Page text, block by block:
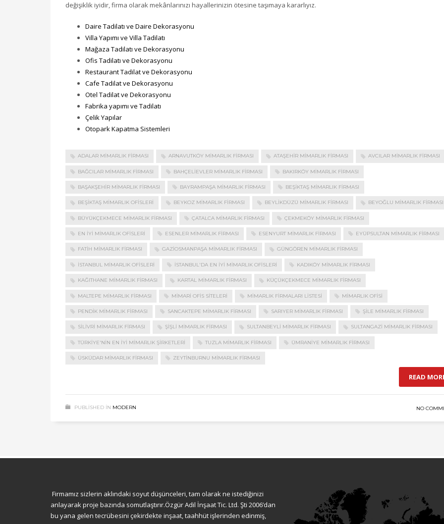
değişiklik iyidir, firma olarak mekânlarınızı hayallerinizin ötesine taşımaya kararlıyız.
Daire Tadilatı ve Daire Dekorasyonu
Villa Yapımı ve Villa Tadilatı
Mağaza Tadilatı ve Dekorasyonu
Ofis Tadilatı ve Dekorasyonu
Restaurant Tadilat ve Dekorasyonu
Cafe Tadilat ve Dekorasyonu
Otel Tadilat ve Dekorasyonu
Fabrika yapımı ve Tadilatı
Çelik Yapılar
Otopark Kapatma Sistemleri
ADALAR MIMARLIK FIRMASI ARNAVUTKÖY MIMARLIK FIRMASI ATAŞEHIR MIMARLIK FIRMASI AVCILAR MIMARLIK FIRMASI
BAĞCILAR MIMARLIK FIRMASI BAHÇELIEVLER MIMARLIK FIRMASI BAKIRKÖY MIMARLIK FIRMASI
BAŞAKŞEHIR MIMARLIK FIRMASI BAYRAMPAŞA MIMARLIK FIRMASI BEŞIKTAŞ MIMARLIK FIRMASI
BEŞIKTAŞ MIMARLIK OFISLERI BEYKOZ MIMARLIK FIRMASI BEYLIKDÜZÜ MIMARLIK FIRMASI BEYOĞLU MIMARLIK FIRMASI
BÜYÜKÇEKMECE MIMARLIK FIRMASI ÇATALCA MIMARLIK FIRMASI ÇEKMEKÖY MIMARLIK FIRMASI
EN IYI MIMARLIK OFISLERI ESENLER MIMARLIK FIRMASI ESENYURT MIMARLIK FIRMASI EYÜPSULTAN MIMARLIK FIRMASI
FATIH MIMARLIK FIRMASI GAZIOSMANPAŞA MIMARLIK FIRMASI GÜNGÖREN MIMARLIK FIRMASI
İSTANBUL MIMARLIK OFISLERI ISTANBUL'DA EN IYI MIMARLIK OFISLERI KADIKÖY MIMARLIK FIRMASI
KAĞITHANE MIMARLIK FIRMASI KARTAL MIMARLIK FIRMASI KÜÇÜKÇEKMECE MIMARLIK FIRMASI
MALTEPE MIMARLIK FIRMASI MIMARI OFIS SITELERI MIMARLIK FIRMALARI LISTESI MIMARLIK OFISI
PENDIK MIMARLIK FIRMASI SANCAKTEPE MIMARLIK FIRMASI SARIYER MIMARLIK FIRMASI ŞILE MIMARLIK FIRMASI
SILIVRI MIMARLIK FIRMASI ŞIŞLI MIMARLIK FIRMASI SULTANBEYLI MIMARLIK FIRMASI SULTANGAZI MIMARLIK FIRMASI
TÜRKIYE'NIN EN IYI MIMARLIK ŞIRKETLERI TUZLA MIMARLIK FIRMASI ÜMRANIYE MIMARLIK FIRMASI
ÜSKÜDAR MIMARLIK FIRMASI ZEYTINBURNU MIMARLIK FIRMASI
READ
PUBLISHED IN MODERN NO
Firmamız sizlerin aklındaki soyut düşünceleri, tam olarak ne istediğinizi
anlayarak proje bazında somutlaştırır.Özgür Adil İnşaat Tic. Ltd. Şti 2006’dan
bu yana gelen tecrübesini çekirdekte inşaat, taahhüt işlerinden edinmiş,